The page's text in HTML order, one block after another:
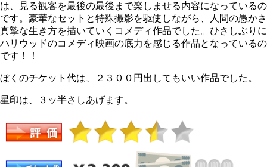
は、見る観客を最後の最後まで楽しませる内容になっているの
です。豪華なセットと特殊撮影を駆使しながら、人間の愚かさ
真摯な生き方を描いていくコメディ作品でした。ひさしぶりに
ハリウッドのコメディ映画の底力を感じる作品となっているの
です！！
ぼくのチケット代は、２３００円出してもいい作品でした。
星印は、３ッ半さしあげます。